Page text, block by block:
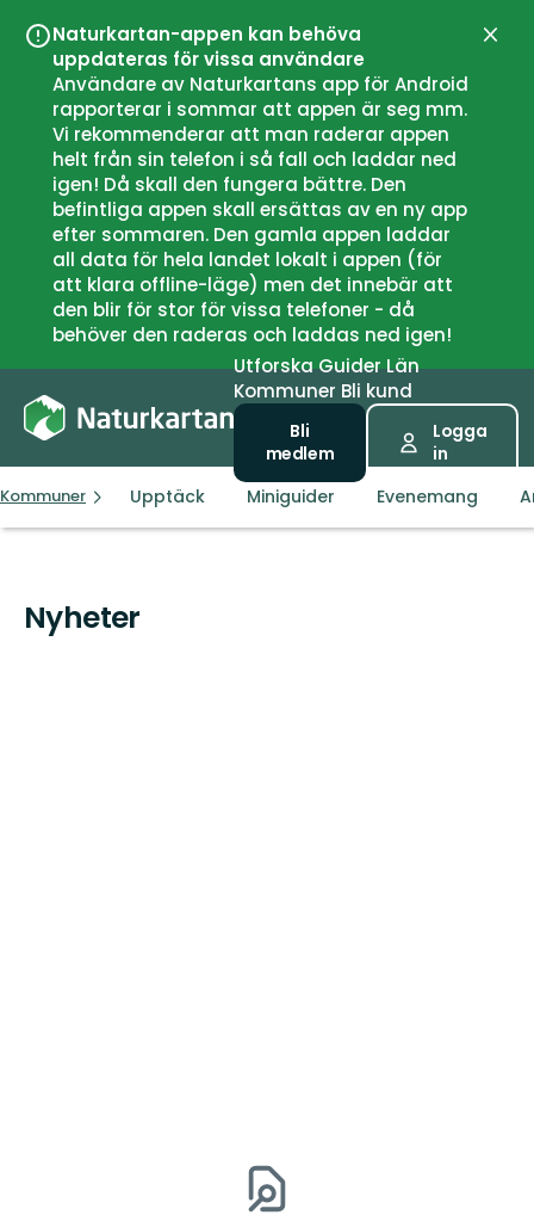
Naturkartan-appen kan behöva
uppdateras för vissa användare
Användare av Naturkartans app för Android
rapporterar i sommar att appen är seg mm.
Vi rekommenderar att man raderar appen
helt från sin telefon i så fall och laddar ned
igen! Då skall den fungera bättre. Den
befintliga appen skall ersättas av en ny app
efter sommaren. Den gamla appen laddar
all data för hela landet lokalt i appen (för
att klara offline-läge) men det innebär att
den blir för stor för vissa telefoner - då
behöver den raderas och laddas ned igen!
UtforskaGuiderLän
Kommuner Bli kund
Bli
medlem
Logga
in
Kommuner Gjøvik
Upptäck Miniguider Evenemang
Nyheter